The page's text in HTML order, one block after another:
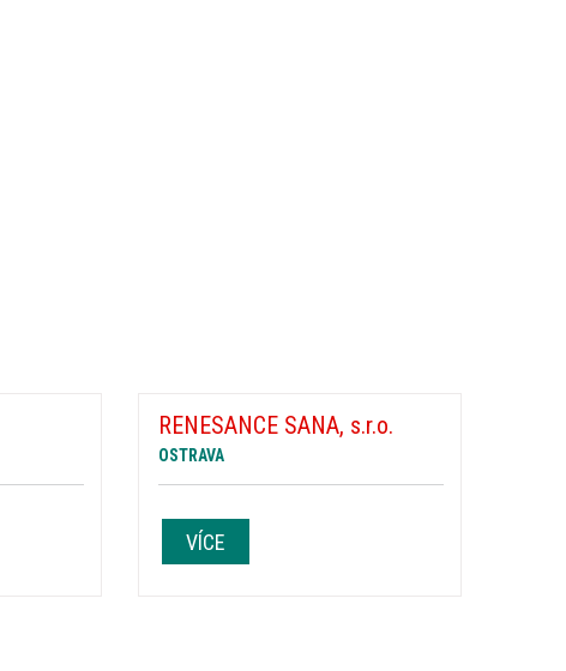
RENESANCE SANA, s.r.o.
OSTRAVA
VÍCE